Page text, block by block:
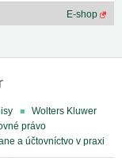
E-shop
Wolters Kluwer
právo
a účtovníctvo v praxi